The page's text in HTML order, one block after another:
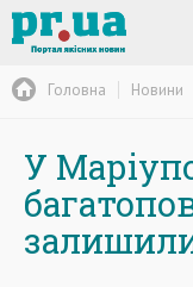
Головна Новини
У